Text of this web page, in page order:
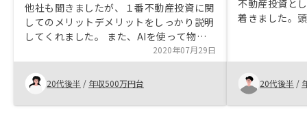
他社も聞きましたが、１番不動産投資に関
してのメリットデメリットをしっかり説明
してくれました。 また、AIを使って物件
を選定していることなど、現代的で、未来
のある会社かなと感じたため、購入に至り
ました。 (営業担当者のスキルによって差
が出ないところ)初めての不動産投資でわ
からないことが多かったため、融資を受け
2020年07月29日
20代後半 / 年収500万円台
不動産投資と
着きました。
ても手厚いフ
て頂きました
ですが、敷金
際に、あると
20代後半 /